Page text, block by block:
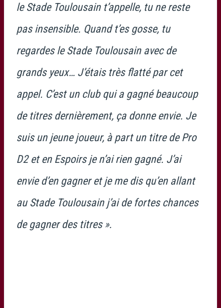
le Stade Toulousain t’appelle, tu ne reste
pas insensible. Quand t’es gosse, tu
regardes le Stade Toulousain avec de
grands yeux… J’étais très flatté par cet
appel. C’est un club qui a gagné beaucoup
de titres dernièrement, ça donne envie. Je
suis un jeune joueur, à part un titre de Pro
D2 et en Espoirs je n’ai rien gagné. J’ai
envie d’en gagner et je me dis qu’en allant
au Stade Toulousain j’ai de fortes chances
de gagner des titres ».